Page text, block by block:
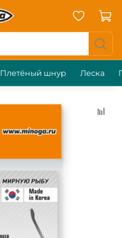
Плетёный шнур Леска